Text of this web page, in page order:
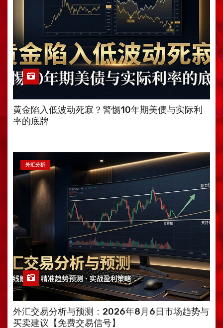
黄金陷入低波动死寂？警惕10年期美债与实际利
率的底牌
外汇分析
外汇交易分析与预测：2026年8月6日市场趋势与
买卖建议【免费交易信号】